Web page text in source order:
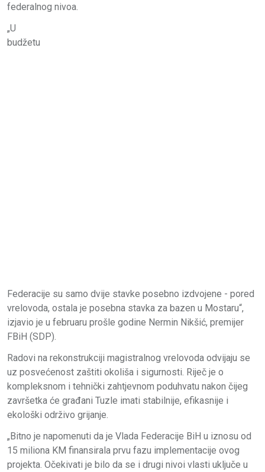
federalnog nivoa.
„U
budžetu
Federacije su samo dvije stavke posebno izdvojene - pored
vrelovoda, ostala je posebna stavka za bazen u Mostaru“,
izjavio je u februaru prošle godine Nermin Nikšić, premijer
FBiH (SDP).
Radovi na rekonstrukciji magistralnog vrelovoda odvijaju se
uz posvećenost zaštiti okoliša i sigurnosti. Riječ je o
kompleksnom i tehnički zahtjevnom poduhvatu nakon čijeg
završetka će građani Tuzle imati stabilnije, efikasnije i
ekološki održivo grijanje.
„Bitno je napomenuti da je Vlada Federacije BiH u iznosu od
15 miliona KM finansirala prvu fazu implementacije ovog
projekta. Očekivati je bilo da se i drugi nivoi vlasti uključe u